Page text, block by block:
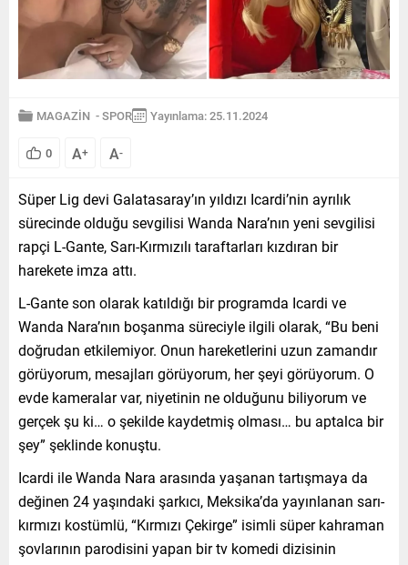
MAGAZİN -SPOR Yayınlama: 25.11.2024
0 A+ A-
Süper Lig devi Galatasaray’ın yıldızı Icardi’nin ayrılık
sürecinde olduğu sevgilisi Wanda Nara’nın yeni sevgilisi
rapçi L-Gante, Sarı-Kırmızılı taraftarları kızdıran bir
harekete imza attı.
L-Gante son olarak katıldığı bir programda Icardi ve
Wanda Nara’nın boşanma süreciyle ilgili olarak, “Bu beni
doğrudan etkilemiyor. Onun hareketlerini uzun zamandır
görüyorum, mesajları görüyorum, her şeyi görüyorum. O
evde kameralar var, niyetinin ne olduğunu biliyorum ve
gerçek şu ki… o şekilde kaydetmiş olması… bu aptalca bir
şey” şeklinde konuştu.
Icardi ile Wanda Nara arasında yaşanan tartışmaya da
değinen 24 yaşındaki şarkıcı, Meksika’da yayınlanan sarı-
kırmızı kostümlü, “Kırmızı Çekirge” isimli süper kahraman
şovlarının parodisini yapan bir tv komedi dizisinin